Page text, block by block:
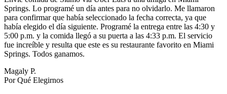
Springs. Lo programé un día antes para no olvidarlo. Me llamaron
para confirmar que había seleccionado la fecha correcta, ya que
había elegido el día siguiente. Programé la entrega entre las 4:30 y
5:00 p.m. y la comida llegó a su puerta a las 4:33 p.m. El servicio
fue increíble y resulta que este es su restaurante favorito en Miami
Springs. Todos ganamos.
Magaly P.
Por Qué Elegirnos